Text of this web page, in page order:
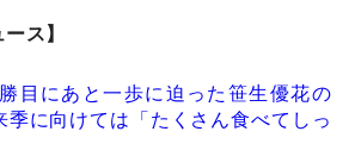
ス】
目にあと一歩に迫った笹生優花の
に向けては「たくさん食べてしっ